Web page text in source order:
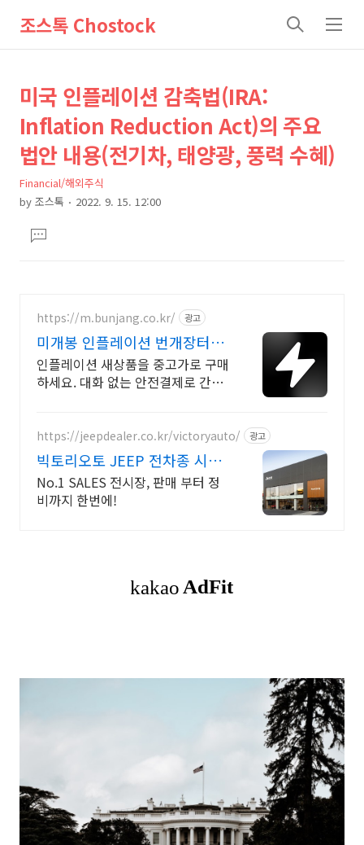
조스톡 Chostock
검
메
상
세
컨
텐
츠
본
제
목
미국 인플레이션 감축법(IRA:
Inflation Reduction Act)의 주요
법안 내용(전기차, 태양광, 풍력 수혜)
Financial/해외주식
by 조스톡 2022. 9. 15. 12:00
문댓
글
https://m.bunjang.co.kr/ 광고
미개봉 인플레이션 번개장터
국내 최대 브랜드 중고거래
인플레이션 새상품을 중고가로 구매
하세요. 대화 없는 안전결제로 간편
신규 상품 업로드
https://jeepdealer.co.kr/victoryauto/ 광고
빅토리오토 JEEP 전차종 시승
가능,친절한 상담
No.1 SALES 전시장, 판매 부터 정
비까지 한번에!